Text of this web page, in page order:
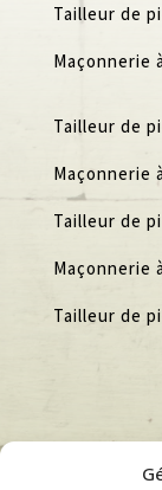
Tailleur de
Maçonnerie
Tailleur de
Maçonnerie
Tailleur de
Maçonnerie
Tailleur de